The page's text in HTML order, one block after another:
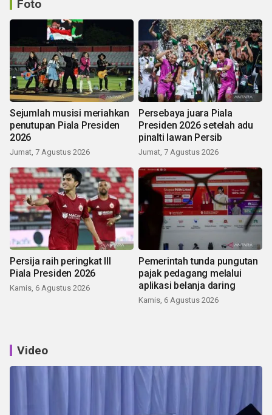
Foto
Sejumlah musisi meriahkan
penutupan Piala Presiden
2026
Jumat, 7 Agustus 2026
Persebaya juara Piala
Presiden 2026 setelah adu
pinalti lawan Persib
Jumat, 7 Agustus 2026
Persija raih peringkat III
Piala Presiden 2026
Kamis, 6 Agustus 2026
Pemerintah tunda pungutan
pajak pedagang melalui
aplikasi belanja daring
Kamis, 6 Agustus 2026
Video